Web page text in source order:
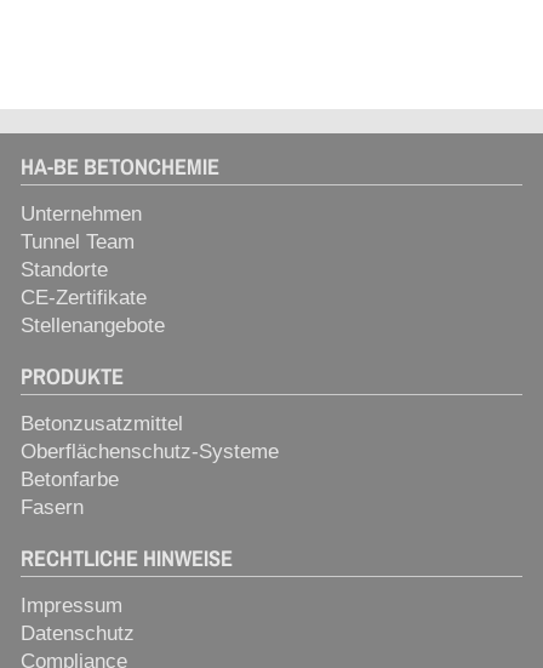
HA-BE BETONCHEMIE
Unternehmen
Tunnel Team
Standorte
CE-Zertifikate
Stellenangebote
PRODUKTE
Betonzusatzmittel
Oberflächenschutz-Systeme
Betonfarbe
Fasern
RECHTLICHE HINWEISE
Impressum
Datenschutz
Compliance